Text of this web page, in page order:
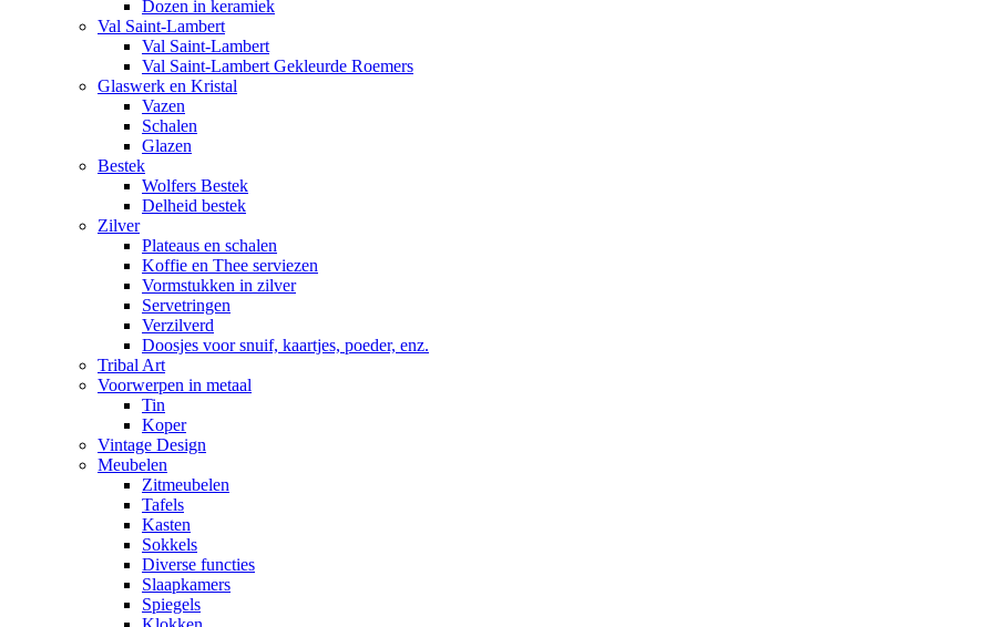
Dozen in keramiek
Val Saint-Lambert
Val Saint-Lambert
Val Saint-Lambert Gekleurde Roemers
Glaswerk en Kristal
Vazen
Schalen
Glazen
Bestek
Wolfers Bestek
Delheid bestek
Zilver
Plateaus en schalen
Koffie en Thee serviezen
Vormstukken in zilver
Servetringen
Verzilverd
Doosjes voor snuif, kaartjes, poeder, enz.
Tribal Art
Voorwerpen in metaal
Tin
Koper
Vintage Design
Meubelen
Zitmeubelen
Tafels
Kasten
Sokkels
Diverse functies
Slaapkamers
Spiegels